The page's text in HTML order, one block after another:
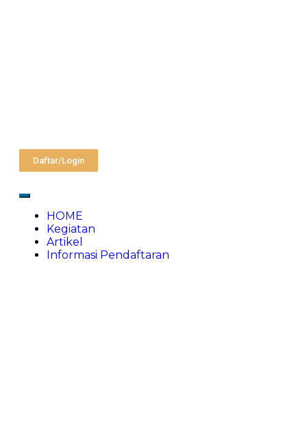
Daftar/Login
HOME
Kegiatan
Artikel
Informasi Pendaftaran